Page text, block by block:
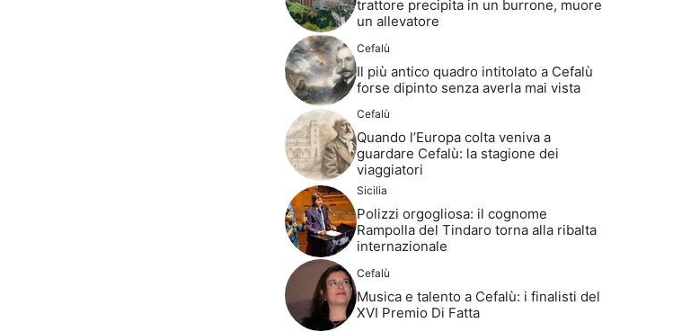
trattore precipita in un burrone, muore
un allevatore
Cefalù
Il più antico quadro intitolato a Cefalù
forse dipinto senza averla mai vista
Cefalù
Quando l’Europa colta veniva a
guardare Cefalù: la stagione dei
viaggiatori
Sicilia
Polizzi orgogliosa: il cognome
Rampolla del Tindaro torna alla ribalta
internazionale
Cefalù
Musica e talento a Cefalù: i finalisti del
XVI Premio Di Fatta